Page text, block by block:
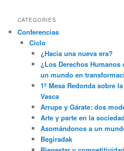
CATEGORIES
Conferencias
Ciclo
¿Hacia una nueva era?
¿Los Derechos
un mundo en
1º Mesa Redonda sobre
Vasca
Arrupe y Gárate: dos
Arte y parte en la
Asomándonos a un
Begiradak